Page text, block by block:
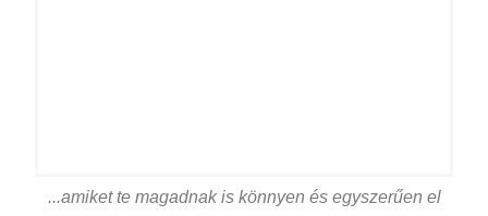
...amiket te magadnak is könnyen és egyszerűen el